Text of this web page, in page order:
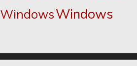
WindowsWindows